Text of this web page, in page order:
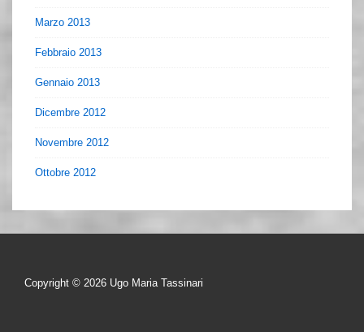
Marzo 2013
Febbraio 2013
Gennaio 2013
Dicembre 2012
Novembre 2012
Ottobre 2012
Copyright © 2026 Ugo Maria Tassinari